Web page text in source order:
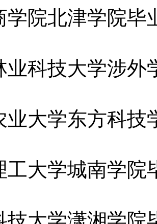
学院北津学院毕
业科技大学涉外
业大学东方科技
工大学城南学院